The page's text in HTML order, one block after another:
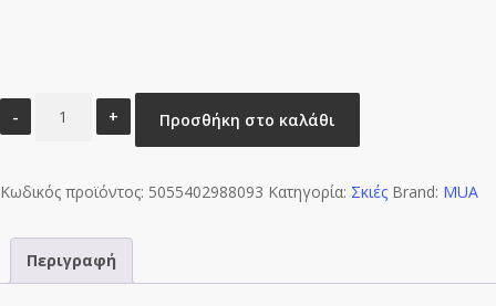
Utopia
3.8gr
Προσθήκη στο καλάθι
Κωδικός προϊόντος: 5055402988093 Κατηγορία: Σκιές Brand: MUA
Περιγραφή